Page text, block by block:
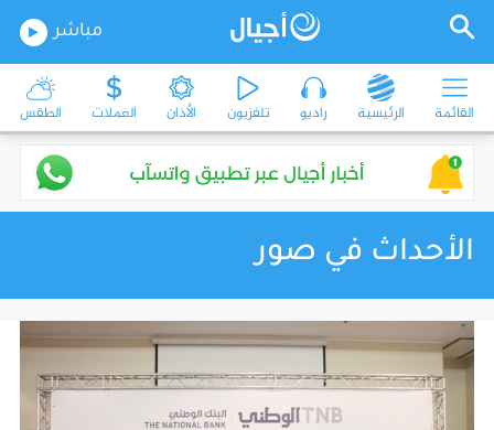
مباشر
القائمة الرئيسية راديو تلفزيون الأذان العملات الطقس
الأحداث في صور